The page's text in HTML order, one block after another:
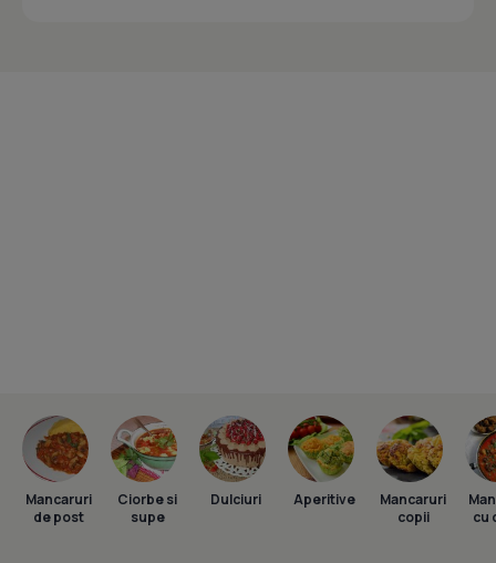
Mancaruri
de post
Ciorbe si
supe
Dulciuri Aperitive
Mancaruri
copii
cu